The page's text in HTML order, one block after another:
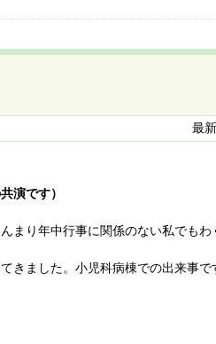
最
演です）
り年中行事に関係のない私でもわ
ました。小児科病棟での出来事で